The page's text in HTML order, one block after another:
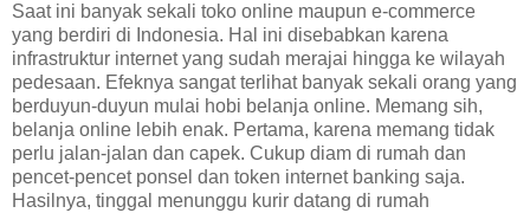
Saat ini banyak sekali toko online maupun e-commerce
yang berdiri di Indonesia. Hal ini disebabkan karena
infrastruktur internet yang sudah merajai hingga ke wilayah
pedesaan. Efeknya sangat terlihat banyak sekali orang yang
berduyun-duyun mulai hobi belanja online. Memang sih,
belanja online lebih enak. Pertama, karena memang tidak
perlu jalan-jalan dan capek. Cukup diam di rumah dan
pencet-pencet ponsel dan token internet banking saja.
Hasilnya, tinggal menunggu kurir datang di rumah